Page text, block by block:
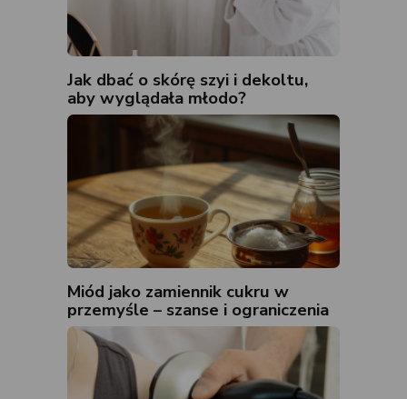
Jak dbać o skórę szyi i dekoltu,
aby wyglądała młodo?
Miód jako zamiennik cukru w
przemyśle – szanse i ograniczenia